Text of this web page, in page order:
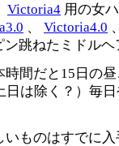
Victoria4 用の女
、 Victoria4.0
ン跳ねたミドルヘ
間だと15日の
日は除く？）毎
ものはすでに